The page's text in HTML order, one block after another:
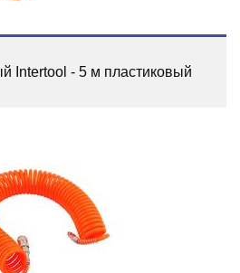
Intertool - 5 м пластиковый